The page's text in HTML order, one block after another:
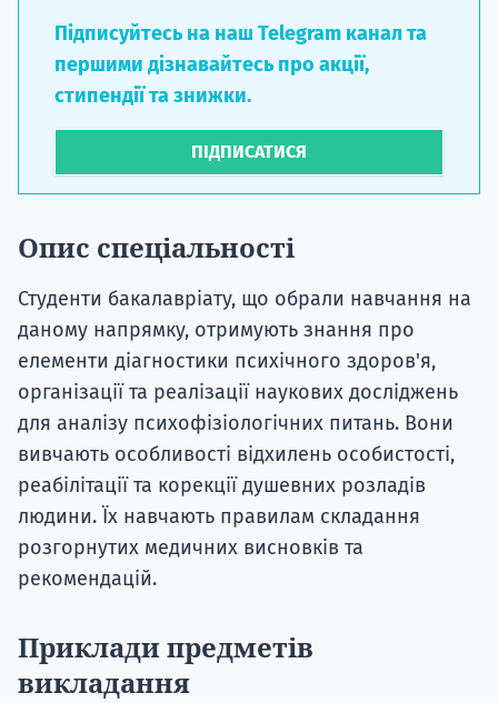
Підписуйтесь на наш Telegram канал та
першими дізнавайтесь про акції,
стипендії та знижки.
ПІДПИСАТИСЯ
Опис спеціальності
Студенти бакалавріату, що обрали навчання на
даному напрямку, отримують знання про
елементи діагностики психічного здоров'я,
організації та реалізації наукових досліджень
для аналізу психофізіологічних питань. Вони
вивчають особливості відхилень особистості,
реабілітації та корекції душевних розладів
людини. Їх навчають правилам складання
розгорнутих медичних висновків та
рекомендацій.
Приклади предметів
викладання